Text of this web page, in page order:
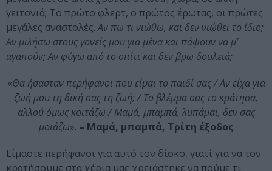
γειτονιά; Το πρώτο φλερτ, ο πρώτος έρωτας, οι πρώτες
μεγάλες αναστολές.Αν πω τι νιώθω, και δεν νιώθει το ίδιο;
Αν μιλήσω στους γονείς μου για μένα και πάψουν να μ’
αγαπούν; Αν φύγω από το σπίτι και δεν βρω δουλειά;
«Θα ήσασταν περήφανοι που είμαι το παιδί σας / Αν είχα για
ζωή μου τη δική σας τη ζωή; / Το βλέμμα σας το κράτησα,
αλλού όμως κοιτάζω / Μαμά, μπαμπά, λυπάμαι, δεν σας
μοιάζω». – Μαμά, μπαμπά, Τρίτη έξοδος
Είμαστε περήφανοι για αυτό τον δίσκο, γιατί για να τον
κρατήσουμε στα χέρια μας χρειάστηκε να πούμε τι